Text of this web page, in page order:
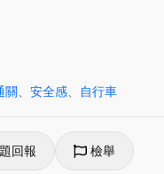
關 安全感 自行車
回報 檢舉